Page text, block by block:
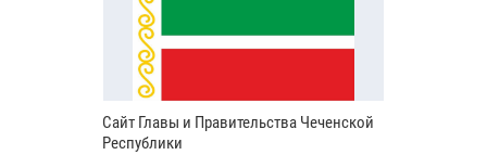
Сайт Главы и Правительства Чеченской
Республики